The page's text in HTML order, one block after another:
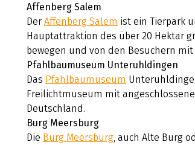
Affenberg Salem
DerAffenberg Salem ist ein Tierpark
Hauptattraktion des über 20 Hektar
bewegen und von den Besuchern
Pfahlbaumuseum Unteruhldingen
Das Pfahlbaumuseum
Freilichtmuseum mit
Deutschland.
Burg Meersburg
Die Burg Meersburg , auch Alte Burg